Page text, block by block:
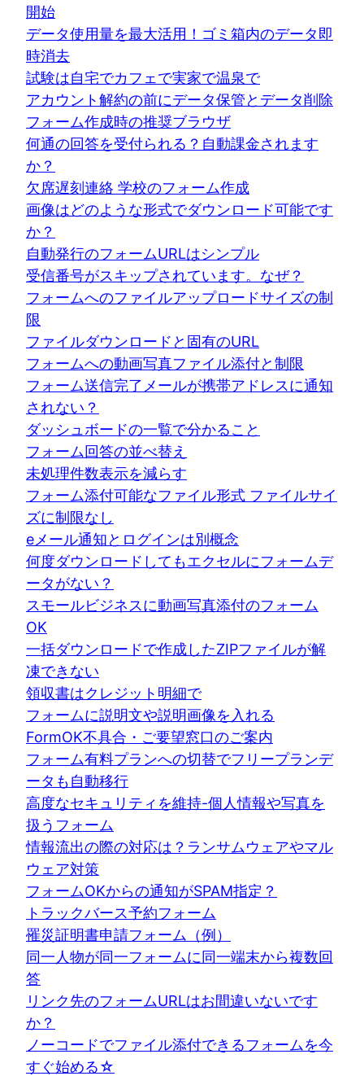
開始
データ使用量を最大活用！ゴミ箱内のデータ即
時消去
試験は自宅でカフェで実家で温泉で
アカウント解約の前にデータ保管とデータ削除
フォーム作成時の推奨ブラウザ
何通の回答を受付られる？自動課金されます
か？
欠席遅刻連絡 学校のフォーム作成
画像はどのような形式でダウンロード可能です
か？
自動発行のフォームURLはシンプル
受信番号がスキップされています。なぜ？
フォームへのファイルアップロードサイズの制
限
ファイルダウンロードと固有のURL
フォームへの動画写真ファイル添付と制限
フォーム送信完了メールが携帯アドレスに通知
されない？
ダッシュボードの一覧で分かること
フォーム回答の並べ替え
未処理件数表示を減らす
フォーム添付可能なファイル形式 ファイルサイ
ズに制限なし
eメール通知とログインは別概念
何度ダウンロードしてもエクセルにフォームデ
ータがない？
スモールビジネスに動画写真添付のフォーム
OK
一括ダウンロードで作成したZIPファイルが解
凍できない
領収書はクレジット明細で
フォームに説明文や説明画像を入れる
FormOK不具合・ご要望窓口のご案内
フォーム有料プランへの切替でフリープランデ
ータも自動移行
高度なセキュリティを維持-個人情報や写真を
扱うフォーム
情報流出の際の対応は？ランサムウェアやマル
ウェア対策
フォームOKからの通知がSPAM指定？
トラックバース予約フォーム
罹災証明書申請フォーム（例）
同一人物が同一フォームに同一端末から複数回
答
リンク先のフォームURLはお間違いないです
か？
ノーコードでファイル添付できるフォームを今
すぐ始める☆